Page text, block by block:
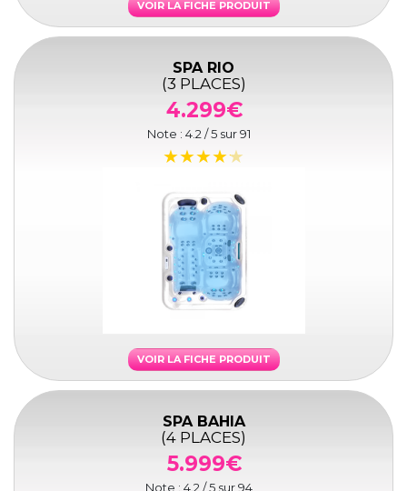
VOIR LA FICHE PRODUIT
SPA RIO
(3 PLACES)
4.299€
Note : 4.2 / 5 sur91
VOIR LA FICHE PRODUIT
SPA BAHIA
(4 PLACES)
5.999€
Note : 4.2 / 5 sur94